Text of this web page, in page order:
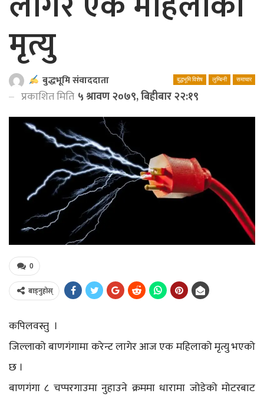
मृत्यु
बुद्धभूमि विशेष लुम्बिनी समाचार
बुद्धभूमि संवाददाता
प्रकाशित मिति ५ श्रावण २०७९, बिहीबार २२:१९
0
बाड्नुहोस्
कपिलवस्तु ।
जिल्लाको बाणगंगामा करेन्ट लागेर आज एक महिलाको मृत्यु भएको
छ ।
बाणगंगा ८ चप्परगाउमा नुहाउने क्रममा धारामा जोडेको मोटरबाट